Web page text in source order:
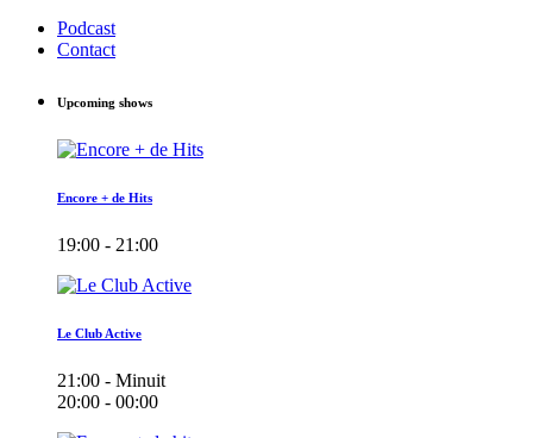
Podcast
Contact
Upcoming shows
Encore + de Hits
19:00 - 21:00
Le Club Active
21:00 - Minuit
20:00 - 00:00